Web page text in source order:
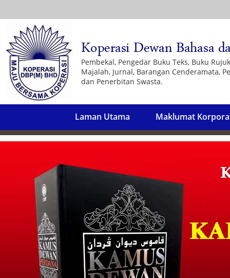
Pembekal, Pengedar Buku Teks, Buku
Majalah, Jurnal, Barangan Cenderamata,
dan Penerbitan Swasta.
Laman Utama Maklumat